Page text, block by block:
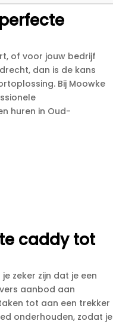
of voor jouw bedrijf
dan is de kans
Bij Moowke
huren in Oud-
caddy tot
zeker zijn dat je een
aanbod aan
tot aan een trekker
onderhouden, zodat je